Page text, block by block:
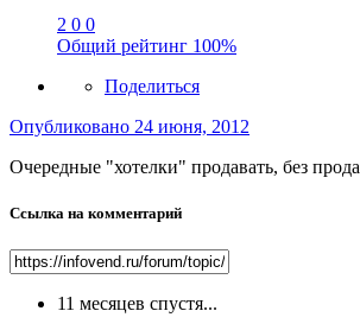
2 0 0
Общий рейтинг 100%
Поделиться
Опубликовано 24 июня, 2012
Очередные "хотелки" продавать, без
Ссылка на комментарий
11 месяцев спустя...